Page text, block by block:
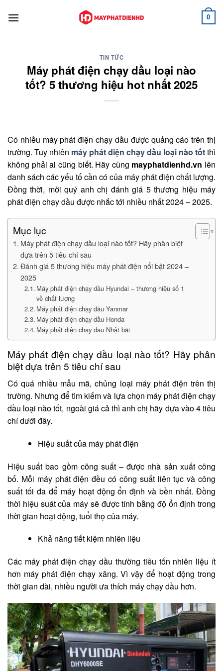
qua
0
TIN TỨC
Máy phát điện chạy dầu loại nào
tốt? 5 thương hiệu hot nhất 2025
Có nhiều máy phát điện chạy dầu được quảng cáo trên thị
trường. Tuy nhiên máy phát điện chạy dầu loại nào tốtthì
không phải ai cũng biết. Hãy cùng mayphatdienhd.vn lên
danh sách các yếu tố cần có của máy phát điện chất lượng.
Đồng thời, mời quý anh chị đánh giá 5 thương hiệu máy
phát điện chạy dầu được nhắc tới nhiều nhất 2024 – 2025.
Mục lục
Máy phát điện chạy dầu loại nào tốt? Hãy phân biệt
dựa trên 5 tiêu chí sau
Đánh giá 5 thương hiệu máy phát điện nổi bật 2024 –
2025
Máy phát điện chạy dầu Hyundai – thương hiệu số 1
về chất lượng
Máy phát điện chạy dầu Yanmar
Máy phát điện chạy dầu Honda
Máy phát điện chạy dầu Nhật bãi
Máy phát điện chạy dầu loại nào tốt? Hãy phân
biệt dựa trên 5 tiêu chí sau
Có quá nhiều mẫu mã, chủng loại máy phát điện trên thị
trường. Nhưng để tìm kiếm và lựa chọn máy phát điện chạy
dầu loại nào tốt, ngoài giá cả thì anh chị hãy dựa vào 4 tiêu
chí dưới đây.
Hiệu suất của máy phát điện
Hiệu suất bao gồm công suất – được nhà sản xuất công
bố. Mỗi máy phát điện đều có công suất liên tục và công
suất tối đa để máy hoạt động ổn định và bền nhất. Đồng
thời hiệu suát của máy sẽ được tính bằng độ ổn định trong
thời gian hoạt động, tuổi thọ của máy.
Khả năng tiết kiệm nhiên liệu
Các máy phát điện chạy dầu thường tiêu tốn nhiên liệu ít
hơn máy phát điện chạy xăng. Vì vậy để hoạt động trong
thời gian dài, nhiều người ưa thích máy chạy dầu hơn.